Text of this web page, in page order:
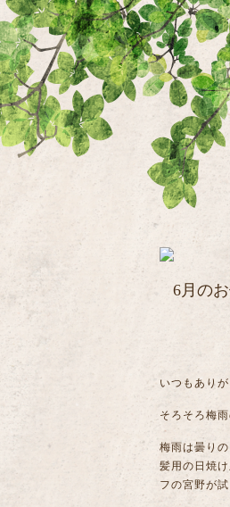
6月の
いつもあり
そろそろ梅
梅雨は曇り
髪用の日焼
フの宮野が